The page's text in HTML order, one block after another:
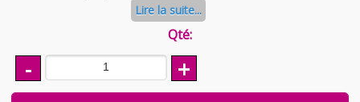
Lire la suite...
Qté:
- +